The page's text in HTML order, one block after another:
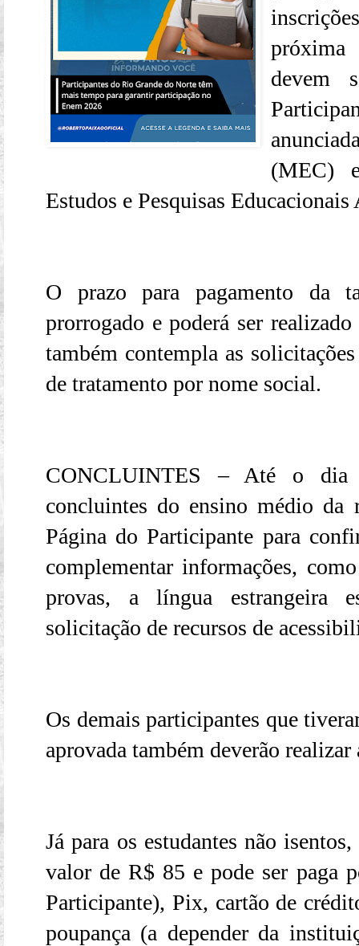
devem
(MEC)
Estudos e Pesquisas
O prazo para pagamento da
prorrogado e poderá ser
também contempla as
de tratamento por nome social.
CONCLUINTES – Até o dia
concluintes do ensino médio da
Página do Participante para
complementar informações,
provas, a língua estrangeira
solicitação de recursos de
Os demais participantes que
aprovada também deverão
Já para os estudantes não
valor de R$ 85 e pode ser paga
Participante), Pix, cartão de
poupança (a depender da